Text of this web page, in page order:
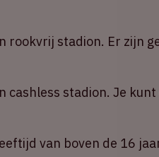
rookvrij stadion. Er zijn
cashless stadion. Je
van boven de 16